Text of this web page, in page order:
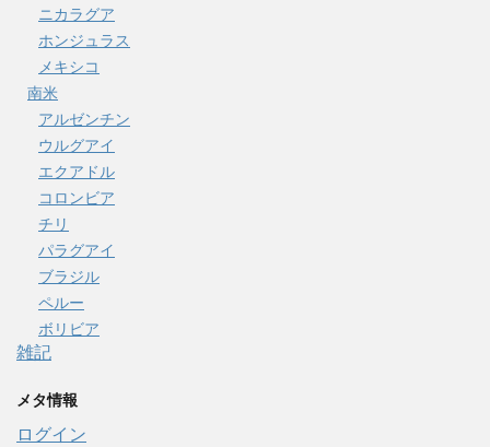
ニカラグア
ホンジュラス
メキシコ
南米
アルゼンチン
ウルグアイ
エクアドル
コロンビア
チリ
パラグアイ
ブラジル
ペルー
ボリビア
雑記
メタ情報
ログイン